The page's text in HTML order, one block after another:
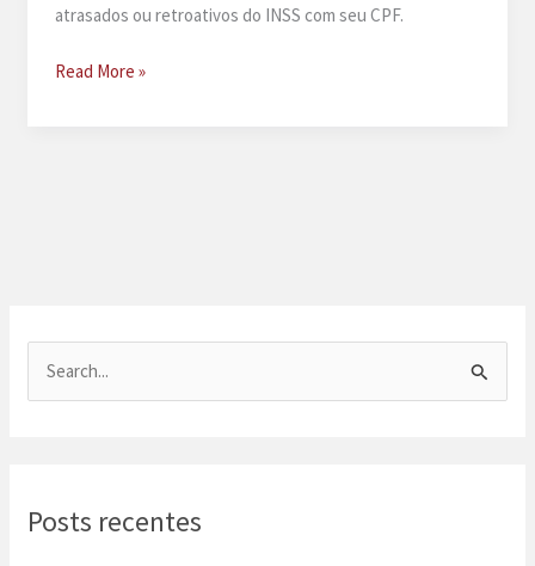
atrasados ou retroativos do INSS com seu CPF.
Como
Read More »
iPosts recentes